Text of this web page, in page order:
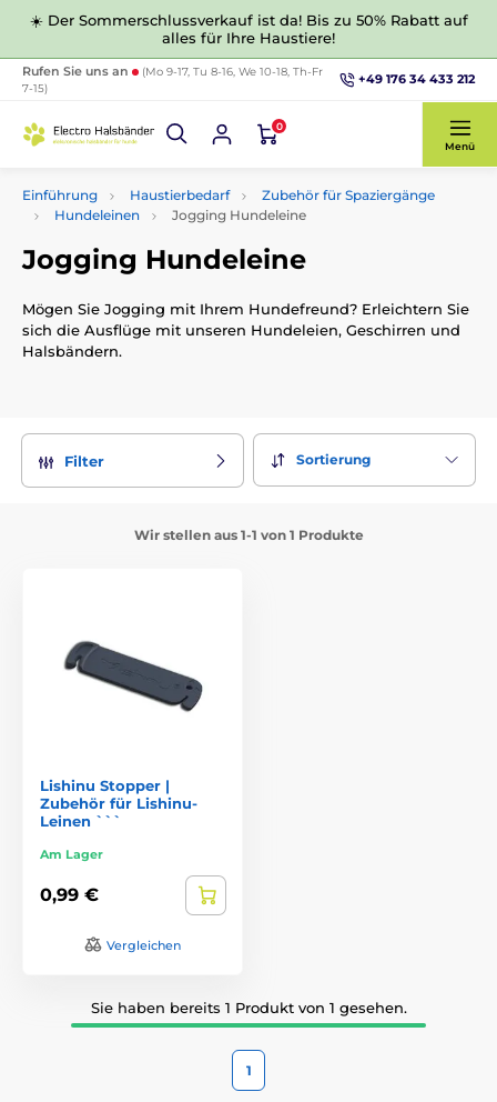
☀️ Der Sommerschlussverkauf ist da! Bis zu 50% Rabatt auf
alles für Ihre Haustiere!
Rufen Sie uns an
(Mo 9-17, Tu 8-16, We 10-18, Th-Fr
7-15)
+49 176 34 433 212
0
Menü
Einführung Haustierbedarf
Zubehör für Spaziergänge
Hundeleinen
Jogging Hundeleine
Jogging Hundeleine
Mögen Sie Jogging mit Ihrem Hundefreund? Erleichtern Sie
sich die Ausflüge mit unseren Hundeleien, Geschirren und
Halsbändern.
Filter Sortierung
Wir stellen aus 1-1 von 1 Produkte
Lishinu Stopper |
Zubehör für Lishinu-
Leinen ```
Am Lager
0,99 €
Vergleichen
Sie haben bereits 1 Produkt von 1 gesehen.
1